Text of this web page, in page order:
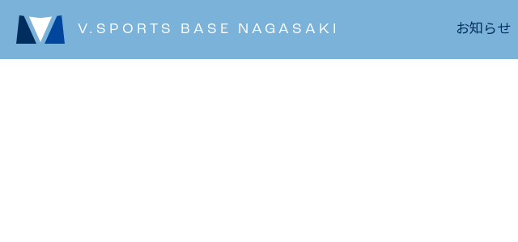
V.SPORTS BASE NAGASAKI お知らせ